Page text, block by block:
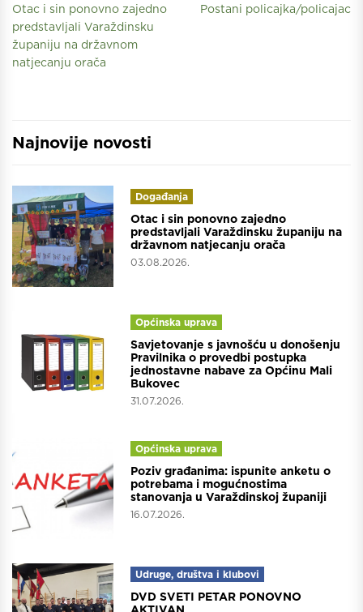
Otac i sin ponovno zajedno
predstavljali Varaždinsku
županiju na državnom
natjecanju orača
Postani policajka/policajac
Najnovije novosti
Događanja
Otac i sin ponovno zajedno
predstavljali Varaždinsku županiju na
državnom natjecanju orača
03.08.2026.
Općinska uprava
Savjetovanje s javnošću u donošenju
Pravilnika o provedbi postupka
jednostavne nabave za Općinu Mali
Bukovec
31.07.2026.
Općinska uprava
Poziv građanima: ispunite anketu o
potrebama i mogućnostima
stanovanja u Varaždinskoj županiji
16.07.2026.
Udruge, društva i klubovi
DVD SVETI PETAR PONOVNO